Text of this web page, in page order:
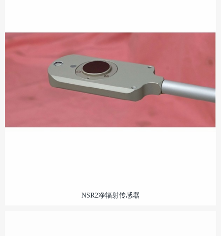
NSR2净辐射传感器